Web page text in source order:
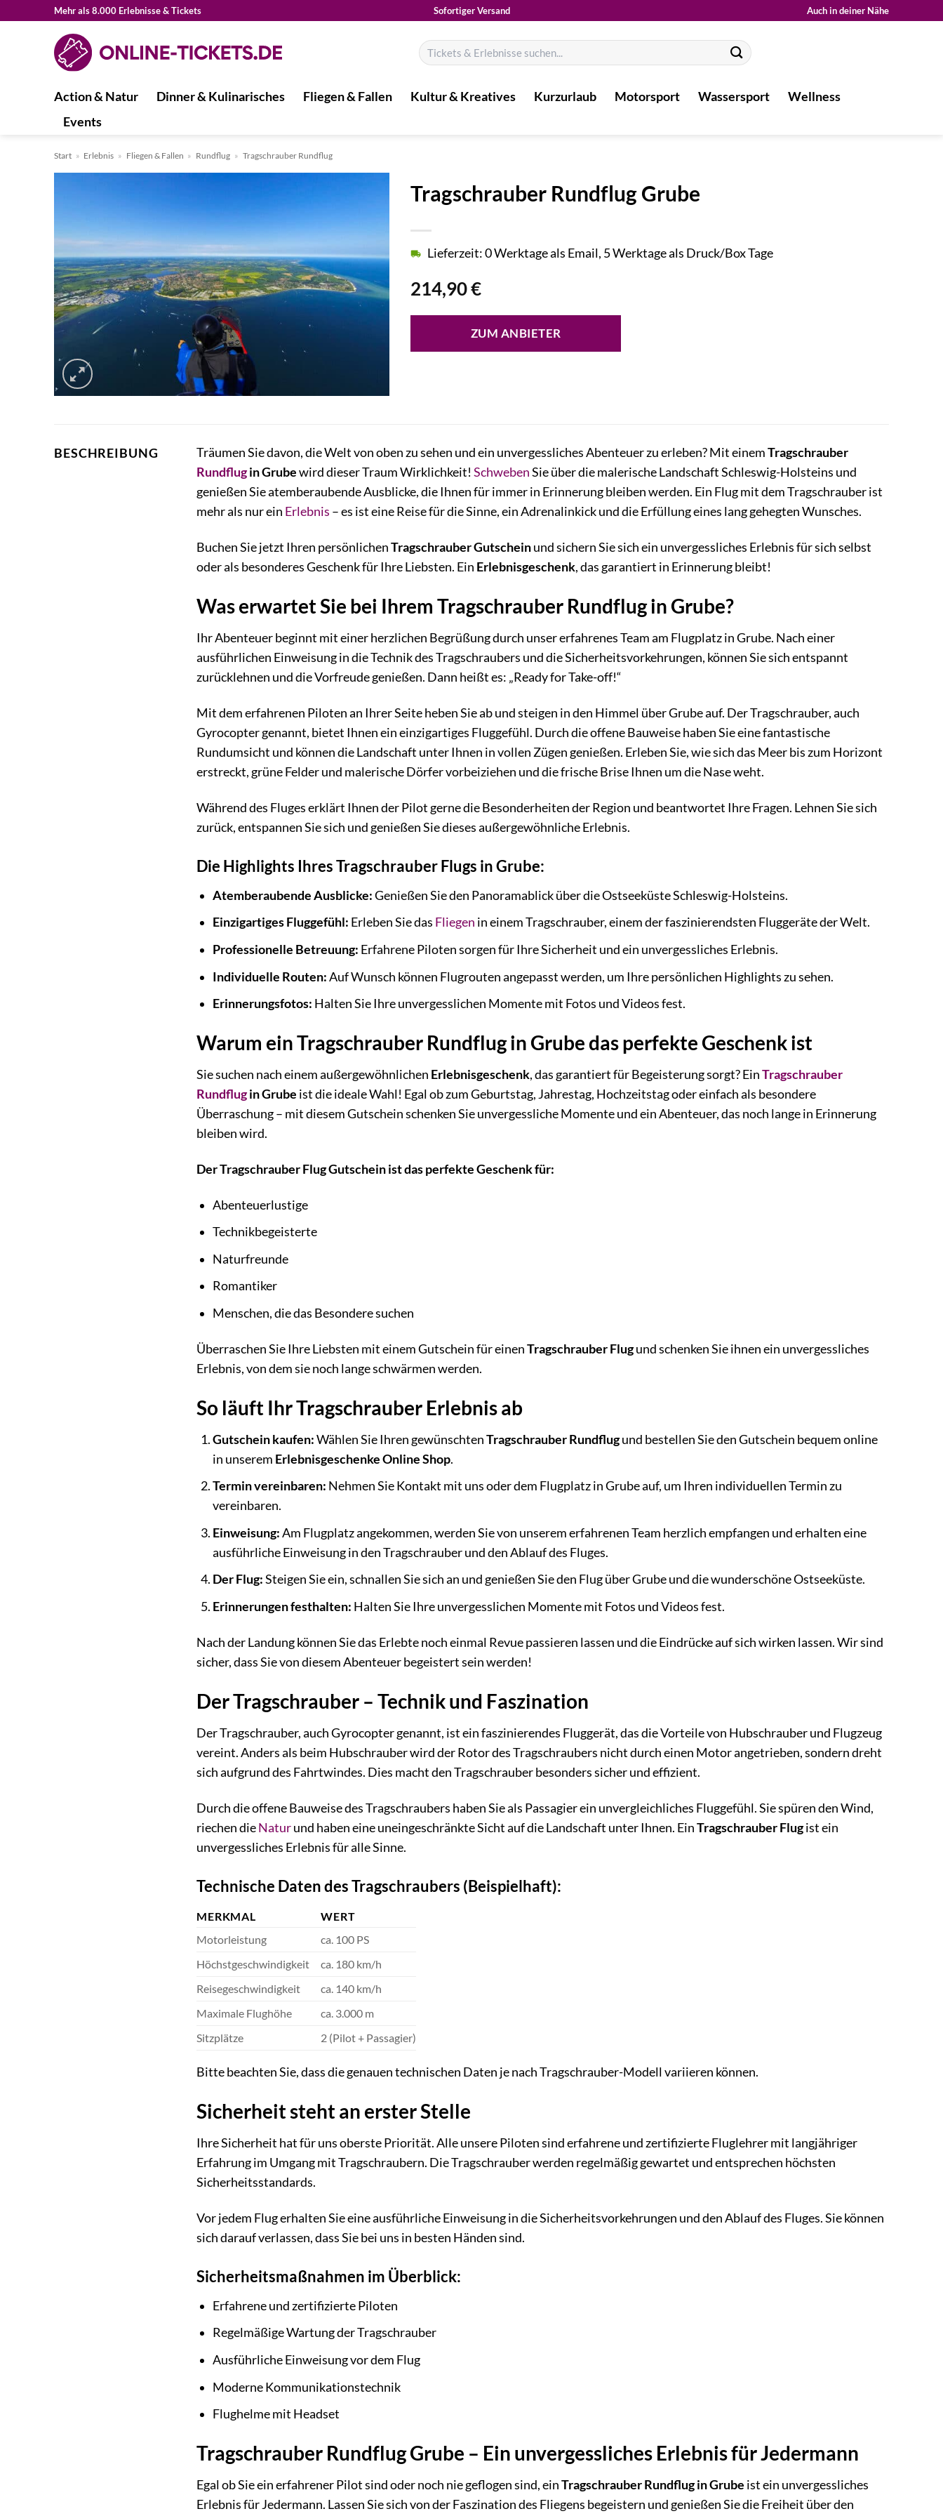
Mehr als 8.000 Erlebnisse & Tickets Sofortiger Versand Auch in deiner Nähe
Suchen
nach:
Action & Natur Dinner & Kulinarisches Fliegen & Fallen Kultur & Kreatives Kurzurlaub Motorsport Wassersport
Wellness
Events
Start » Erlebnis » Fliegen & Fallen » Rundflug » Tragschrauber Rundflug
Tragschrauber Rundflug Grube
214,90€
Lieferzeit: 0 Werktage als Email, 5 Werktage als Druck/Box Tage
ZUM ANBIETER
BESCHREIBUNG Träumen Sie davon, die Welt von oben zu sehen und ein unvergessliches Abenteuer zu erleben? Mit einemTragschrauber
Rundflugin Grubewird dieser Traum Wirklichkeit!SchwebenSie über die malerische Landschaft Schleswig-Holsteins und
genießen Sie atemberaubende Ausblicke, die Ihnen für immer in Erinnerung bleiben werden. Ein Flug mit dem Tragschrauber ist
mehr als nur ein Erlebnis – es ist eine Reise für die Sinne, ein Adrenalinkick und die Erfüllung eines lang gehegten Wunsches.
Buchen Sie jetzt Ihren persönlichenTragschrauber Gutscheinund sichern Sie sich ein unvergessliches Erlebnis für sich selbst
oder als besonderes Geschenk für Ihre Liebsten. Ein Erlebnisgeschenk, das garantiert in Erinnerung bleibt!
Was erwartet Sie bei Ihrem Tragschrauber Rundflug in Grube?
Ihr Abenteuer beginnt mit einer herzlichen Begrüßung durch unser erfahrenes Team am Flugplatz in Grube. Nach einer
ausführlichen Einweisung in die Technik des Tragschraubers und die Sicherheitsvorkehrungen, können Sie sich entspannt
zurücklehnen und die Vorfreude genießen. Dann heißt es: „Ready for Take-off!“
Mit dem erfahrenen Piloten an Ihrer Seite heben Sie ab und steigen in den Himmel über Grube auf. Der Tragschrauber, auch
Gyrocopter genannt, bietet Ihnen ein einzigartiges Fluggefühl. Durch die offene Bauweise haben Sie eine fantastische
Rundumsicht und können die Landschaft unter Ihnen in vollen Zügen genießen. Erleben Sie, wie sich das Meer bis zum Horizont
erstreckt, grüne Felder und malerische Dörfer vorbeiziehen und die frische Brise Ihnen um die Nase weht.
Während des Fluges erklärt Ihnen der Pilot gerne die Besonderheiten der Region und beantwortet Ihre Fragen. Lehnen Sie sich
zurück, entspannen Sie sich und genießen Sie dieses außergewöhnliche Erlebnis.
Die Highlights Ihres Tragschrauber Flugs in Grube:
Atemberaubende Ausblicke:Genießen Sie den Panoramablick über die Ostseeküste Schleswig-Holsteins.
Einzigartiges Fluggefühl: Erleben Sie das Fliegen in einem Tragschrauber, einem der faszinierendsten Fluggeräte der Welt.
Professionelle Betreuung: Erfahrene Piloten sorgen für Ihre Sicherheit und ein unvergessliches Erlebnis.
Individuelle Routen:Auf Wunsch können Flugrouten angepasst werden, um Ihre persönlichen Highlights zu sehen.
Erinnerungsfotos: Halten Sie Ihre unvergesslichen Momente mit Fotos und Videos fest.
Warum ein Tragschrauber Rundflug in Grube das perfekte Geschenk ist
Sie suchen nach einem außergewöhnlichen Erlebnisgeschenk, das garantiert für Begeisterung sorgt? EinTragschrauber
Rundflugin Grube ist die ideale Wahl! Egal ob zum Geburtstag, Jahrestag, Hochzeitstag oder einfach als besondere
Überraschung – mit diesem Gutschein schenken Sie unvergessliche Momente und ein Abenteuer, das noch lange in Erinnerung
bleiben wird.
Der Tragschrauber Flug Gutschein ist das perfekte Geschenk für:
Abenteuerlustige
Technikbegeisterte
Naturfreunde
Romantiker
Menschen, die das Besondere suchen
Überraschen Sie Ihre Liebsten mit einem Gutschein für einenTragschrauber Flugund schenken Sie ihnen ein unvergessliches
Erlebnis, von dem sie noch lange schwärmen werden.
So läuft Ihr Tragschrauber Erlebnis ab
Gutschein kaufen:Wählen Sie Ihren gewünschtenTragschrauber Rundflugund bestellen Sie den Gutschein bequem online
in unserem Erlebnisgeschenke Online Shop.
Termin vereinbaren: Nehmen Sie Kontakt mit uns oder dem Flugplatz in Grube auf, um Ihren individuellen Termin zu
vereinbaren.
Einweisung:Am Flugplatz angekommen, werden Sie von unserem erfahrenen Team herzlich empfangen und erhalten eine
ausführliche Einweisung in den Tragschrauber und den Ablauf des Fluges.
Der Flug:Steigen Sie ein, schnallen Sie sich an und genießen Sie den Flug über Grube und die wunderschöne Ostseeküste.
Erinnerungen festhalten: Halten Sie Ihre unvergesslichen Momente mit Fotos und Videos fest.
Nach der Landung können Sie das Erlebte noch einmal Revue passieren lassen und die Eindrücke auf sich wirken lassen. Wir sind
sicher, dass Sie von diesem Abenteuer begeistert sein werden!
Der Tragschrauber – Technik und Faszination
Der Tragschrauber, auch Gyrocopter genannt, ist ein faszinierendes Fluggerät, das die Vorteile von Hubschrauber und Flugzeug
vereint. Anders als beim Hubschrauber wird der Rotor des Tragschraubers nicht durch einen Motor angetrieben, sondern dreht
sich aufgrund des Fahrtwindes. Dies macht den Tragschrauber besonders sicher und effizient.
Durch die offene Bauweise des Tragschraubers haben Sie als Passagier ein unvergleichliches Fluggefühl. Sie spüren den Wind,
riechen dieNaturund haben eine uneingeschränkte Sicht auf die Landschaft unter Ihnen. EinTragschrauber Flugist ein
unvergessliches Erlebnis für alle Sinne.
Technische Daten des Tragschraubers (Beispielhaft):
MERKMAL
WERT
Motorleistung
ca. 100 PS
Höchstgeschwindigkeit
ca. 180 km/h
Reisegeschwindigkeit
ca. 140 km/h
Maximale Flughöhe
ca. 3.000 m
Sitzplätze
2 (Pilot + Passagier)
Bitte beachten Sie, dass die genauen technischen Daten je nach Tragschrauber-Modell variieren können.
Sicherheit steht an erster Stelle
Ihre Sicherheit hat für uns oberste Priorität. Alle unsere Piloten sind erfahrene und zertifizierte Fluglehrer mit langjähriger
Erfahrung im Umgang mit Tragschraubern. Die Tragschrauber werden regelmäßig gewartet und entsprechen höchsten
Sicherheitsstandards.
Vor jedem Flug erhalten Sie eine ausführliche Einweisung in die Sicherheitsvorkehrungen und den Ablauf des Fluges. Sie können
sich darauf verlassen, dass Sie bei uns in besten Händen sind.
Sicherheitsmaßnahmen im Überblick:
Erfahrene und zertifizierte Piloten
Regelmäßige Wartung der Tragschrauber
Ausführliche Einweisung vor dem Flug
Moderne Kommunikationstechnik
Flughelme mit Headset
Tragschrauber Rundflug Grube – Ein unvergessliches Erlebnis für Jedermann
Egal ob Sie ein erfahrener Pilot sind oder noch nie geflogen sind, einTragschrauber Rundflug in Grube ist ein unvergessliches
Erlebnis für Jedermann. Lassen Sie sich von der Faszination des Fliegens begeistern und genießen Sie die Freiheit über den